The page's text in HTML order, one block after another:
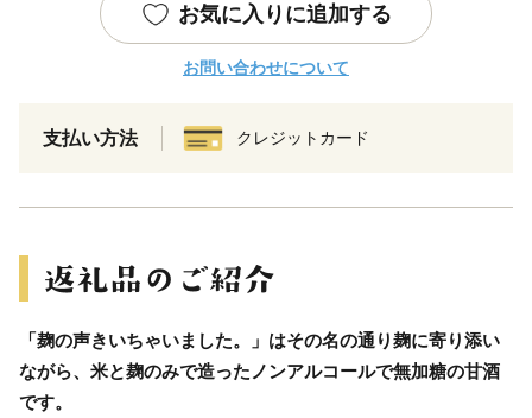
お気に入りに追加する
お問い合わせについて
支払い方法 クレジットカード
「麹の声きいちゃいました。」はその名の通り麹に寄り添い
ながら、米と麹のみで造ったノンアルコールで無加糖の甘酒
です。